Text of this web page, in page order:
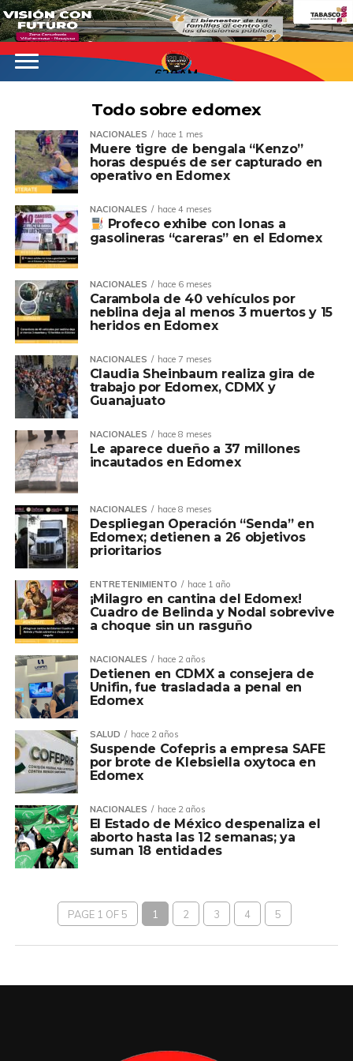
620AM
Todo sobre edomex
NACIONALES hace 1 mes
Muere tigre de bengala “Kenzo”
horas después de ser capturado en
operativo en Edomex
NACIONALES hace 4 meses
Profeco exhibe con lonas a
gasolineras “careras” en el Edomex
NACIONALES hace 6 meses
Carambola de 40 vehículos por
neblina deja al menos 3 muertos y 15
heridos en Edomex
NACIONALES hace 7 meses
Claudia Sheinbaum realiza gira de
trabajo por Edomex, CDMX y
Guanajuato
NACIONALES hace 8 meses
Le aparece dueño a 37 millones
incautados en Edomex
NACIONALES hace 8 meses
Despliegan Operación “Senda” en
Edomex; detienen a 26 objetivos
prioritarios
ENTRETENIMIENTO hace 1 año
¡Milagro en cantina del Edomex!
Cuadro de Belinda y Nodal sobrevive
a choque sin un rasguño
NACIONALES hace 2 años
Detienen en CDMX a consejera de
Unifin, fue trasladada a penal en
Edomex
SALUD hace 2 años
Suspende Cofepris a empresa SAFE
por brote de Klebsiella oxytoca en
Edomex
NACIONALES hace 2 años
El Estado de México despenaliza el
aborto hasta las 12 semanas; ya
suman 18 entidades
PAGE 1 OF 5 1 2 3 4 5